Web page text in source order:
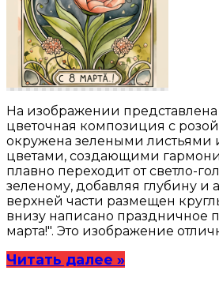
На изображении
цветочная композиция с
окружена зелеными листьями
цветами, создающими
плавно переходит от светло-
зеленому, добавляя глубину и
верхней части размещен
внизу написано праздничное
марта!". Это изображение
Читать далее »